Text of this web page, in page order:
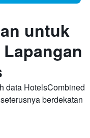
untuk
data HotelsCombined
berdekatan